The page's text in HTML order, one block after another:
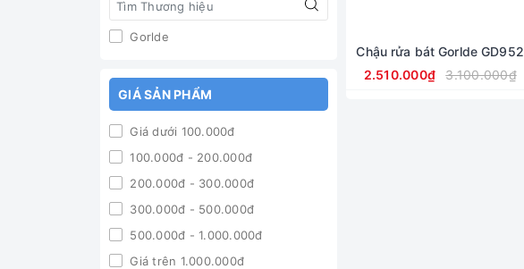
Gorlde
GIÁ SẢN PHẨM
Giá dưới 100.000đ
100.000đ - 200.000đ
200.000đ - 300.000đ
300.000đ - 500.000đ
500.000đ - 1.000.000đ
Giá trên 1.000.000đ
Chậu rửa bát Gorlde GD952
2.510.000₫
3.100.000₫